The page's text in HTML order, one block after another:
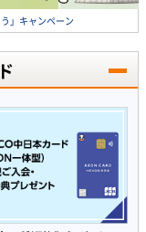
」キャンペーン